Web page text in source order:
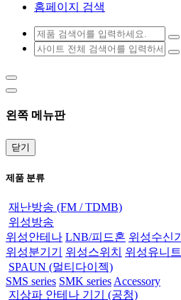
홈페이지 검색
왼쪽 메뉴판
닫기
제품 분류
재난방송 (FM / TDMB)
위성방송
위성안테나 LNB/피드혼 위성수신기
위성분기기
위성스위치 위성유니트
SPAUN (멀티다이젝)
SMS series SMK series Accessory
지상파 안테나 기기 (공청)